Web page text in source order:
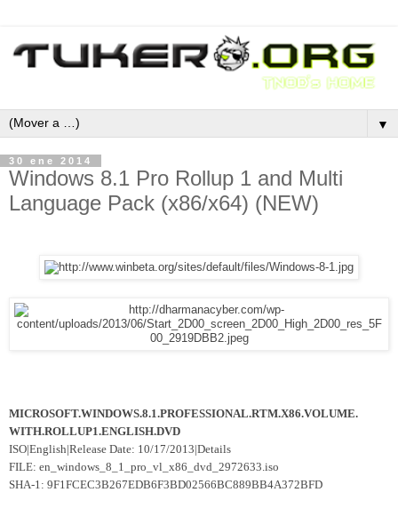
▼
30 ene 2014
Windows 8.1 Pro Rollup 1 and Multi
Language Pack (x86/x64) (NEW)
MICROSOFT.WINDOWS.8.1.PROFESSIONAL.RTM.X86.VOLUME.
WITH.ROLLUP1.ENGLISH.DVD
ISO|English|Release Date: 10/17/2013|Details
FILE: en_windows_8_1_pro_vl_x86_dvd_2972633.iso
SHA-1: 9F1FCEC3B267EDB6F3BD02566BC889BB4A372BFD